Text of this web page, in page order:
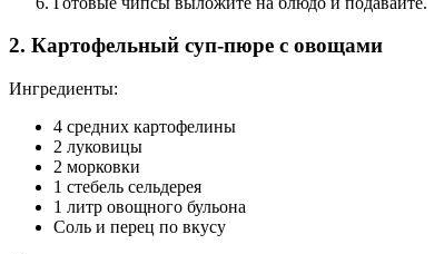
2. Картофельный суп-пюре с овощами
Ингредиенты:
4 средних картофелины
2 луковицы
2 морковки
1 стебель сельдерея
1 литр овощного бульона
Соль и перец по вкусу